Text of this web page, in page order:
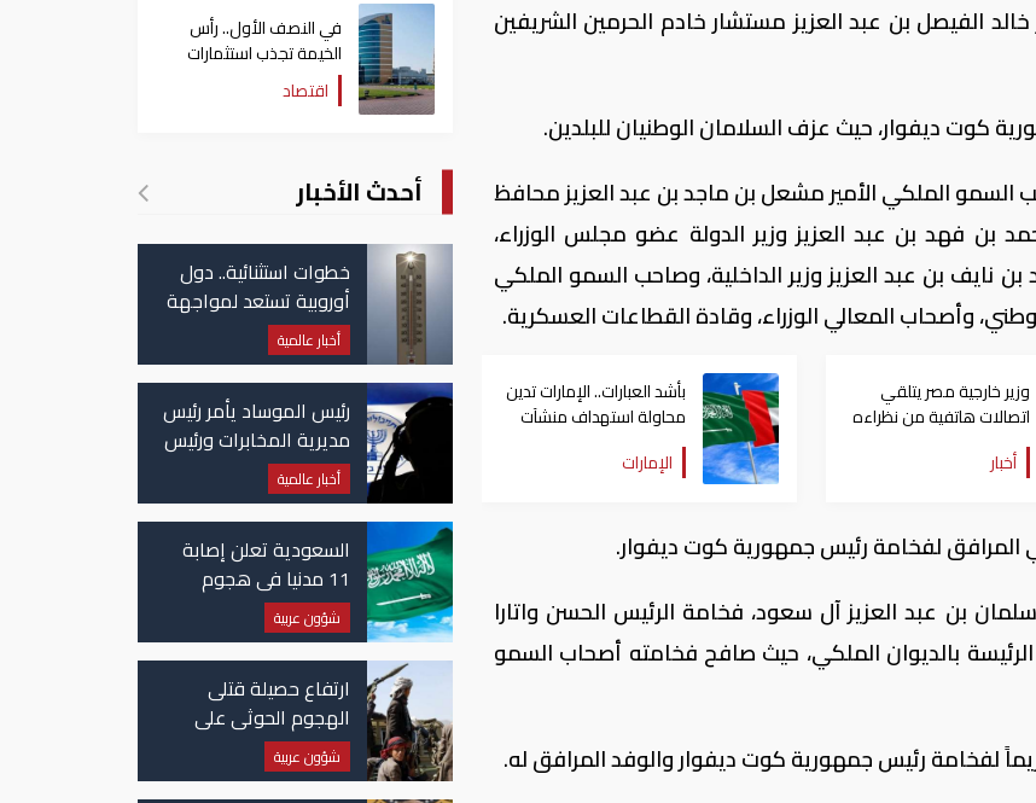
الفيصل بن عبد العزيز مستشار خادم الحرمين الشريفين
كوت ديفوار، حيث عزف السلامان الوطنيان للبلدين.
الملكي الأمير مشعل بن ماجد بن عبد العزيز محافظ
بن فهد بن عبد العزيز وزير الدولة عضو مجلس الوزراء،
نايف بن عبد العزيز وزير الداخلية، وصاحب السمو الملكي
وأصحاب المعالي الوزراء، وقادة القطاعات العسكرية.
وزير خارجية مصر يتلقي
اتصالات هاتفية من نظراءه
بالإمارات والسعودية
والأردن والكويت
أخبار
بأشد العبارات.. الإمارات تدين
محاولة استهداف منشآت
بترولية بالسعودية
الإمارات
المرافق لفخامة رئيس جمهورية كوت ديفوار.
بن عبد العزيز آل سعود، فخامة الرئيس الحسن واتارا
بالديوان الملكي، حيث صافح فخامته أصحاب السمو
لفخامة رئيس جمهورية كوت ديفوار والوفد المرافق له.
في النصف الأول.. رأس
الخيمة تجذب استثمارات
تتجاوز 771 مليون درهماقتصاد
أحدث الأخبار
خطوات استثنائية.. دول
أوروبية تستعد لمواجهة
موجة حر غير مسبوقة
أخبار عالمية
رئيس الموساد يأمر رئيس
مديرية المخابرات ورئيس
قسم إيران بالاستقالة
أخبار عالمية
السعودية تعلن إصابة
11 مدنيا في هجوم
حوثي على نجران
شؤون عربية
ارتفاع حصيلة قتلى
الهجوم الحوثي على
قتيلًا وعشرات الجرحى
شؤون عربية